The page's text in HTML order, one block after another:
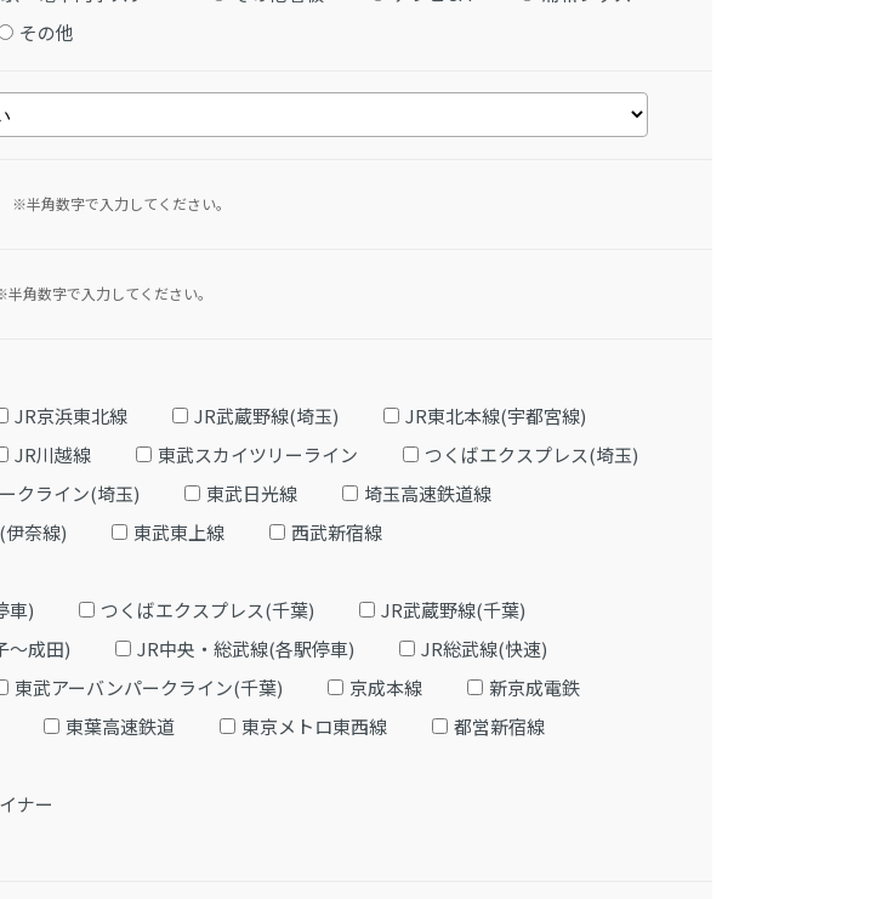
その他
※半角数字で入力してください。
角数字で入力してください。
JR京浜東北線 JR武蔵野線(埼玉)
JR東北本線(宇都宮線)
JR川越線 東武スカイツリーライン
つくばエクスプレス(埼玉)
クライン(埼玉)
東武日光線
埼玉高速鉄道線
奈線)
東武東上線
西武新宿線
車)
つくばエクスプレス(千葉)
JR武蔵野線(千葉)
～成田)
JR中央・総武線(各駅停車)
JR総武線(快速)
東武アーバンパークライン(千葉) 京成本線
新京成電鉄
東葉高速鉄道 東京メトロ東西線
都営新宿線
ナー